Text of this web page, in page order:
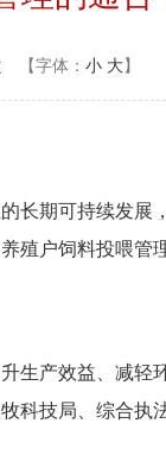
【字体： 小 大】
长期可持续发展
殖户饲料投喂管
生产效益、减轻
科技局、综合执